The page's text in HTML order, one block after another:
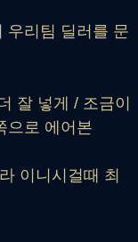
우리팀 딜러를 문
잘 넣게 / 조금이
으로 에어본
이니시걸때 최